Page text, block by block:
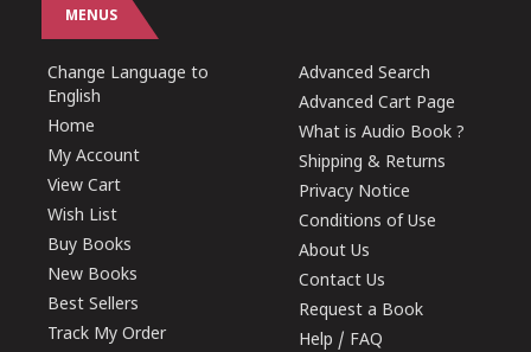
MENUS
Change Language to
English
Home
My Account
View Cart
Wish List
Buy Books
New Books
Best Sellers
Track My Order
Advanced Search
Advanced Cart Page
What is Audio Book ?
Shipping & Returns
Privacy Notice
Conditions of Use
About Us
Contact Us
Request a Book
Help / FAQ